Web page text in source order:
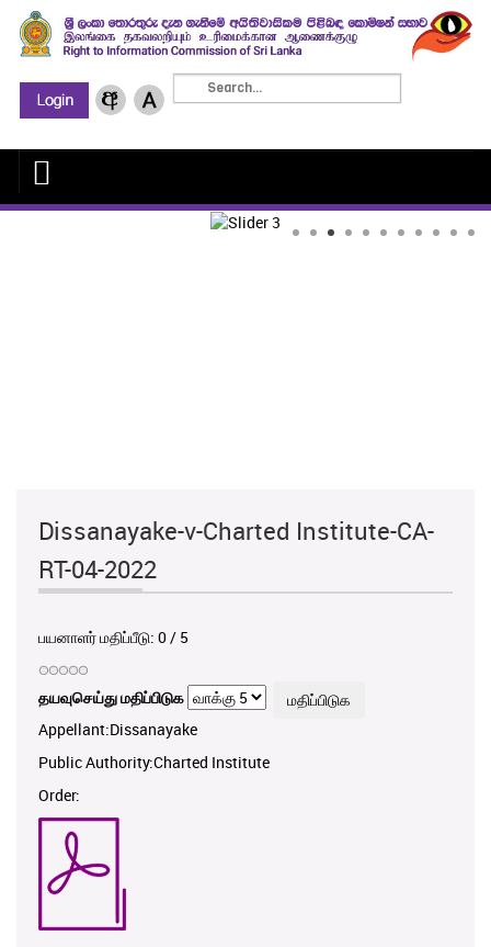
Dissanayake-v-Charted Institute-CA-
RT-04-2022
பயனாளர் மதிப்பீடு: 0 / 5
தயவுசெய்து மதிப்பிடுக
Appellant:Dissanayake
Public Authority:Charted Institute
Order: